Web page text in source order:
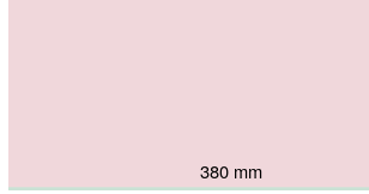
378 mm
382 mm
382 mm
378 mm
377 mm
380 mm